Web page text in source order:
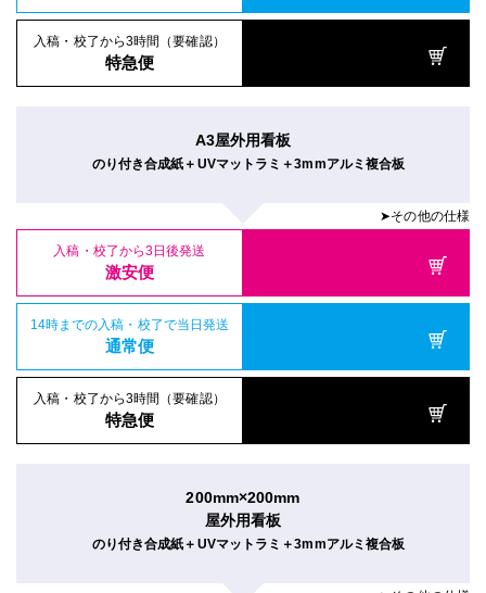
入稿・校了から3時間（要確認）
特急便
A3屋外用看板
のり付き合成紙＋UVマットラミ＋3mmアルミ複合板
➤その他の仕様
入稿・校了から3日後発送
激安便
14時までの入稿・校了で当日発送
通常便
入稿・校了から3時間（要確認）
特急便
200mm×200mm
屋外用看板
のり付き合成紙＋UVマットラミ＋3mmアルミ複合板